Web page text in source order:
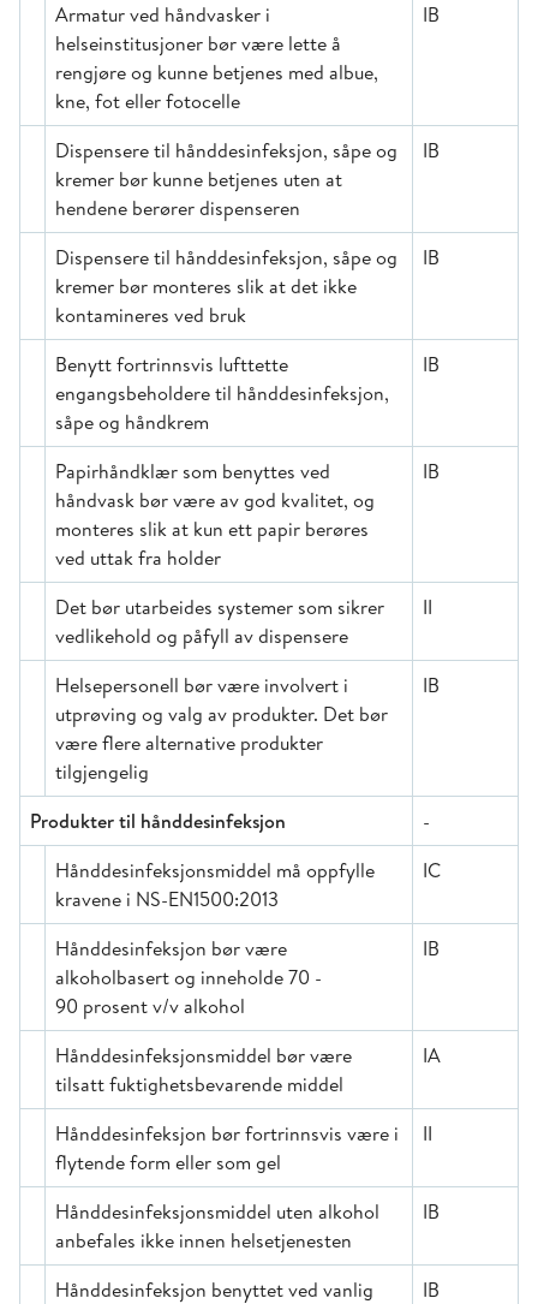
Armatur ved håndvasker i
helseinstitusjoner bør være lette å
rengjøre og kunne betjenes med albue,
kne, fot eller fotocelle
IB
Dispensere til hånddesinfeksjon, såpe og
kremer bør kunne betjenes uten at
hendene berører dispenseren
IB
Dispensere til hånddesinfeksjon, såpe og
kremer bør monteres slik at det ikke
kontamineres ved bruk
IB
Benytt fortrinnsvis lufttette
engangsbeholdere til hånddesinfeksjon,
såpe og håndkrem
IB
Papirhåndklær som benyttes ved
håndvask bør være av god kvalitet, og
monteres slik at kun ett papir berøres
ved uttak fra holder
IB
Det bør utarbeides systemer som sikrer
vedlikehold og påfyll av dispensere
II
Helsepersonell bør være involvert i
utprøving og valg av produkter. Det bør
være flere alternative produkter
tilgjengelig
IB
Produkter til hånddesinfeksjon
-
Hånddesinfeksjonsmiddel må oppfylle
kravene i NS-EN1500:2013
IC
Hånddesinfeksjon bør være
alkoholbasert og inneholde 70 -
90 prosent v/v alkohol
IB
Hånddesinfeksjonsmiddel bør være
tilsatt fuktighetsbevarende middel
IA
Hånddesinfeksjon bør fortrinnsvis være i
flytende form eller som gel
II
Hånddesinfeksjonsmiddel uten alkohol
anbefales ikke innen helsetjenesten
IB
Hånddesinfeksjon benyttet ved vanlig
IB